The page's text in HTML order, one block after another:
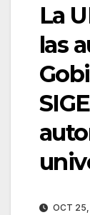
La
las
OCT